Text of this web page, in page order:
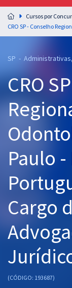
Preparação
residências em
Cursos 20% OFF
Pós
Graduação
OAB
Questões grátis
Aprovados
Cursos por
SP -
CRO
Paulo
Cargo
(CÓDIGO: 193687)